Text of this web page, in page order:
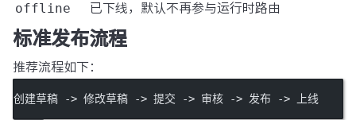
offline
已下线，默认不再参与运行时路由
标准发布流程
推荐流程如下：
创建草稿 -> 修改草稿 -> 提交 -> 审核 -> 发布 -> 上线